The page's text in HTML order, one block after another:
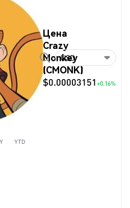
Цена
Crazy
Monkey
(CMONK)
$0.00003151 +0.16%
USD
YTD